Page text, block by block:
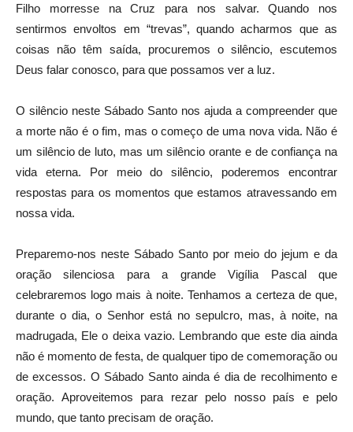
Filho morresse na Cruz para nos salvar. Quando nos
sentirmos envoltos em “trevas”, quando acharmos que as
coisas não têm saída, procuremos o silêncio, escutemos
Deus falar conosco, para que possamos ver a luz.
O silêncio neste Sábado Santo nos ajuda a compreender que
a morte não é o fim, mas o começo de uma nova vida. Não é
um silêncio de luto, mas um silêncio orante e de confiança na
vida eterna. Por meio do silêncio, poderemos encontrar
respostas para os momentos que estamos atravessando em
nossa vida.
Preparemo-nos neste Sábado Santo por meio do jejum e da
oração silenciosa para a grande Vigília Pascal que
celebraremos logo mais à noite. Tenhamos a certeza de que,
durante o dia, o Senhor está no sepulcro, mas, à noite, na
madrugada, Ele o deixa vazio. Lembrando que este dia ainda
não é momento de festa, de qualquer tipo de comemoração ou
de excessos. O Sábado Santo ainda é dia de recolhimento e
oração. Aproveitemos para rezar pelo nosso país e pelo
mundo, que tanto precisam de oração.